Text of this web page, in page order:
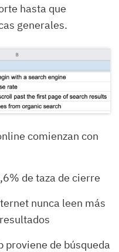
hasta que
generales.
comienzan con
de taza de cierre
nunca leen más
proviene de búsqueda